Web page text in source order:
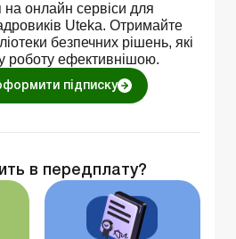
на онлайн сервіси для
Uteka. Отримайте
безпечних рішень, які
роботу ефективнішою.
підписку
в передплату?